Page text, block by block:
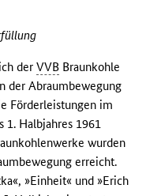
derVVB Braunkohle
der Abraumbewegung
Förderleistungen im
1. Halbjahres 1961
wurden
erreicht.
»Einheit« und »Erich